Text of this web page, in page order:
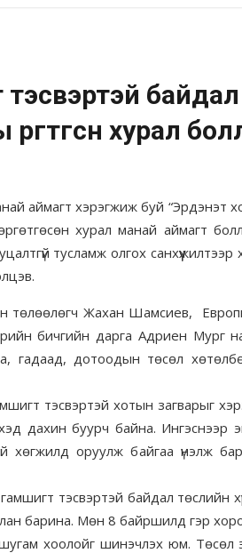
байдал
хурал
аймагт хэрэгжиж буй “Эрдэнэт
хурал манай аймагт
тусламж олгох санхүүжилтээр
Жахан Шамсиев,
бичгийн дарга Адриен Мург
гадаад, дотоодын төсөл
тэсвэртэй хотын загварыг
дахин буурч байна. Ингэснээр
оруулж байгаа үнэлж
тэсвэртэй байдал төслийн
барина. Мөн 8 байршилд гэр
хоолойг шинэчлэх юм. Төсөл